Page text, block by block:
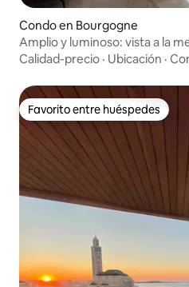
Condo en Bourgogne
Amplio y luminoso: vista a la
Calidad-precio · Ubicación ·
Favorito entre huéspedes
Favorito entre huéspedes